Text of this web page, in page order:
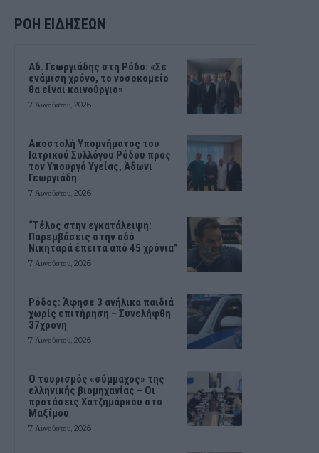
ΡΟΗ ΕΙΔΗΣΕΩΝ
Αδ. Γεωργιάδης στη Ρόδο: «Σε
ενάμιση χρόνο, το νοσοκομείο
θα είναι καινούργιο»
7 Αυγούστου, 2026
Αποστολή Υπομνήματος του
Ιατρικού Συλλόγου Ρόδου προς
τον Υπουργό Υγείας, Άδωνι
Γεωργιάδη
7 Αυγούστου, 2026
“Τέλος στην εγκατάλειψη:
Παρεμβάσεις στην οδό
Νικηταρά έπειτα από 45 χρόνια”
7 Αυγούστου, 2026
Ρόδος: Άφησε 3 ανήλικα παιδιά
χωρίς επιτήρηση – Συνελήφθη
37χρονη
7 Αυγούστου, 2026
Ο τουρισμός «σύμμαχος» της
ελληνικής βιομηχανίας – Οι
προτάσεις Χατζημάρκου στο
Μαξίμου
7 Αυγούστου, 2026